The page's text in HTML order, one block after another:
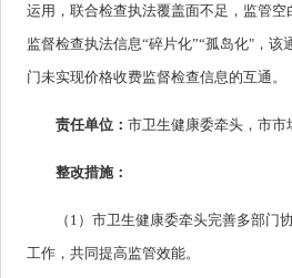
运用，联合检查执法覆盖面不足，监管
监督检查执法信息“碎片化”“孤岛化"，
门未实现价格收费监督检查信息的互通。
责任单位： 市卫生健康委牵头，市
整改措施：
（1）市卫生健康委牵头完善多部
工作，共同提高监管效能。